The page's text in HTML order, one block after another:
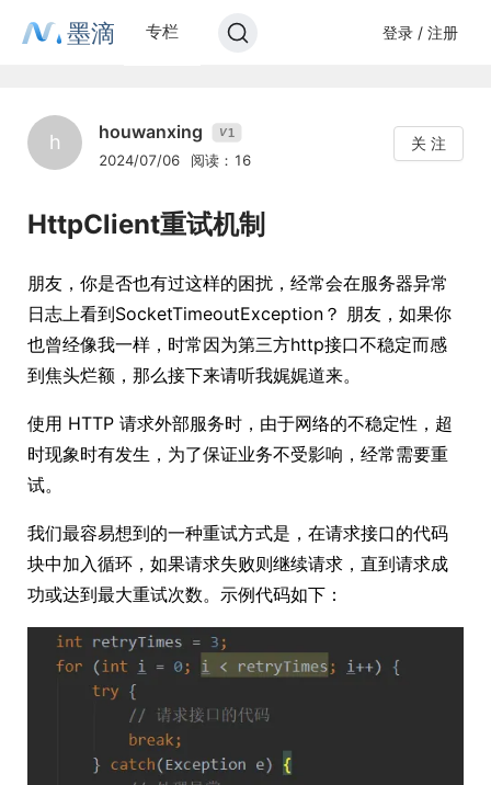
墨滴 专栏 登录 / 注册
h houwanxing V1
2024/07/06 阅读：16
关 注
HttpClient重试机制
朋友，你是否也有过这样的困扰，经常会在服务器异常
日志上看到SocketTimeoutException？ 朋友，如果你
也曾经像我一样，时常因为第三方http接口不稳定而感
到焦头烂额，那么接下来请听我娓娓道来。
使用 HTTP 请求外部服务时，由于网络的不稳定性，超
时现象时有发生，为了保证业务不受影响，经常需要重
试。
我们最容易想到的一种重试方式是，在请求接口的代码
块中加入循环，如果请求失败则继续请求，直到请求成
功或达到最大重试次数。示例代码如下：